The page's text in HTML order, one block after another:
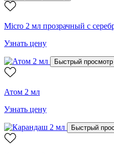
Micro 2 мл прозрачный с
Узнать цену
Быстрый просмотр
Атом 2 мл
Узнать цену
Быстрый